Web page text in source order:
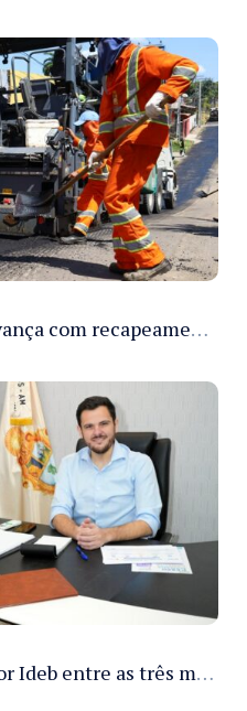
Prefeitura de Manaus avança com recapeamento no Parque Rio Solimões e cobre cerca de 30 ruas
Manaus alcança o melhor Ideb entre as três maiores redes municipais do país em 2025 com avanço na aprendizagem